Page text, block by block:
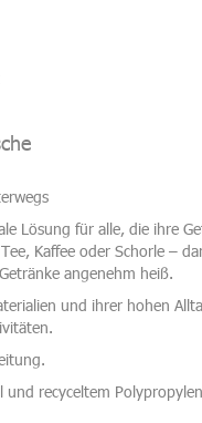
Lösung für alle, die ihre
Kaffee oder Schorle –
angenehm heiß.
und ihrer hohen
und recyceltem